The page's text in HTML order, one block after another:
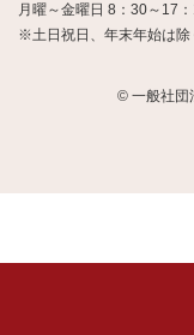
月曜～金曜日 8：30～17
※土日祝日、年末年始は除
© 一般社団